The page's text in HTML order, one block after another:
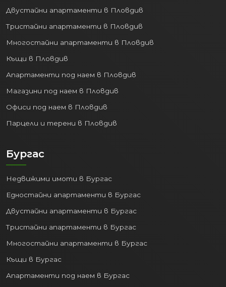
Двустайни апартаменти в Пловдив
Тристайни апартаменти в Пловдив
Многостайни апартаменти в Пловдив
Къщи в Пловдив
Апартаменти под наем в Пловдив
Магазини под наем в Пловдив
Офиси под наем в Пловдив
Парцели и терени в Пловдив
Бургас
Недвижими имоти в Бургас
Едностайни апартаменти в Бургас
Двустайни апартаменти в Бургас
Тристайни апартаменти в Бургас
Многостайни апартаменти в Бургас
Къщи в Бургас
Апартаменти под наем в Бургас